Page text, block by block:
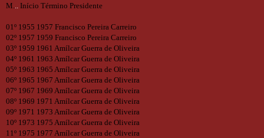
M. Início Término Presidente
01º 1955 1957 Francisco Pereira Carreiro
02º 1957 1959 Francisco Pereira Carreiro
03º 1959 1961 Amílcar Guerra de Oliveira
04º 1961 1963 Amílcar Guerra de Oliveira
05º 1963 1965 Amílcar Guerra de Oliveira
06º 1965 1967 Amílcar Guerra de Oliveira
07º 1967 1969 Amílcar Guerra de Oliveira
08º 1969 1971 Amílcar Guerra de Oliveira
09º 1971 1973 Amílcar Guerra de Oliveira
10º 1973 1975 Amílcar Guerra de Oliveira
11º 1975 1977 Amílcar Guerra de Oliveira